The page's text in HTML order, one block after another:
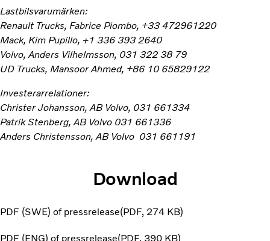
Lastbilsvarumärken:
Renault Trucks, Fabrice Piombo, +33 472961220
Mack, Kim Pupillo, +1 336 393 2640
Volvo, Anders Vilhelmsson, 031 322 38 79
UD Trucks, Mansoor Ahmed, +86 10 65829122
Investerarrelationer:
Christer Johansson, AB Volvo, 031 661334
Patrik Stenberg, AB Volvo 031 661336
Anders Christensson, AB Volvo 031 661191
Download
PDF (SWE) of pressrelease PDF 274 KB
PDF (ENG) of pressrelease PDF 390 KB